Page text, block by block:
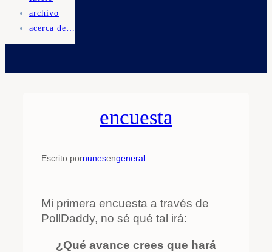
archivo
acerca de…
encuesta
Escrito pornunesengeneral
Mi primera encuesta a través de
PollDaddy, no sé qué tal irá:
¿Qué avance crees que hará